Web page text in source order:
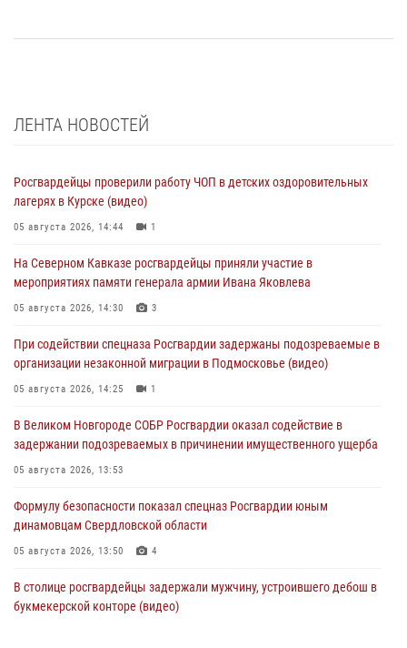
ЛЕНТА НОВОСТЕЙ
Росгвардейцы проверили работу ЧОП в детских оздоровительных
лагерях в Курске (видео)
05 августа 2026, 14:44 1
На Северном Кавказе росгвардейцы приняли участие в
мероприятиях памяти генерала армии Ивана Яковлева
05 августа 2026, 14:30 3
При содействии спецназа Росгвардии задержаны подозреваемые в
организации незаконной миграции в Подмосковье (видео)
05 августа 2026, 14:25 1
В Великом Новгороде СОБР Росгвардии оказал содействие в
задержании подозреваемых в причинении имущественного ущерба
05 августа 2026, 13:53
Формулу безопасности показал спецназ Росгвардии юным
динамовцам Свердловской области
05 августа 2026, 13:50 4
В столице росгвардейцы задержали мужчину, устроившего дебош в
букмекерской конторе (видео)